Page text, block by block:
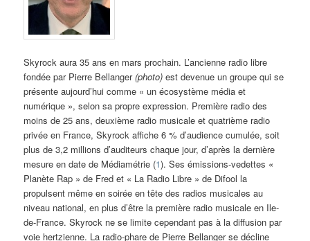
Skyrock aura 35 ans en mars prochain. L’ancienne radio libre
fondée par Pierre Bellanger(photo) est devenue un groupe qui se
présente aujourd’hui comme « un écosystème média et
numérique », selon sa propre expression. Première radio des
moins de 25 ans, deuxième radio musicale et quatrième radio
privée en France, Skyrock affiche 6 % d’audience cumulée, soit
plus de 3,2 millions d’auditeurs chaque jour, d’après la dernière
mesure en date de Médiamétrie (1). Ses émissions-vedettes «
Planète Rap » de Fred et « La Radio Libre » de Difool la
propulsent même en soirée en tête des radios musicales au
niveau national, en plus d’être la première radio musicale en Ile-
de-France. Skyrock ne se limite cependant pas à la diffusion par
voie hertzienne. La radio-phare de Pierre Bellanger se décline